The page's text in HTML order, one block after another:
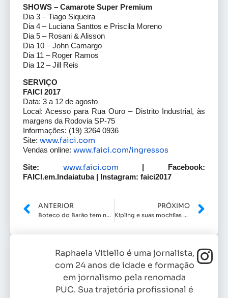
SHOWS – Camarote Super Premium
Dia 3 – Tiago Siqueira
Dia 4 – Luciana Santtos e Priscila Moreno
Dia 5 – Rosani & Alisson
Dia 10 – John Camargo
Dia 11 – Roger Ramos
Dia 12 – Jill Reis
SERVIÇO
FAICI 2017
Data: 3 a 12 de agosto
Local: Acesso para Rua Ouro – Distrito Industrial, às
margens da Rodovia SP-75
Informações: (19) 3264 0936
Site: www.faici.com
Vendas online: www.faici.com/ingressos
Site: www.faici.com | Facebook:
FAICI.em.Indaiatuba | Instagram: faici2017
ANTERIOR
Boteco do Barão tem noite de Flashback
PRÓXIMO
Kipling e suas mochilas novas na Nipon e Cia
Raphaela Vitiello é uma jornalista,
com 24 anos de idade e formação
em jornalismo pela renomada
PUC. Sua trajetória profissional é